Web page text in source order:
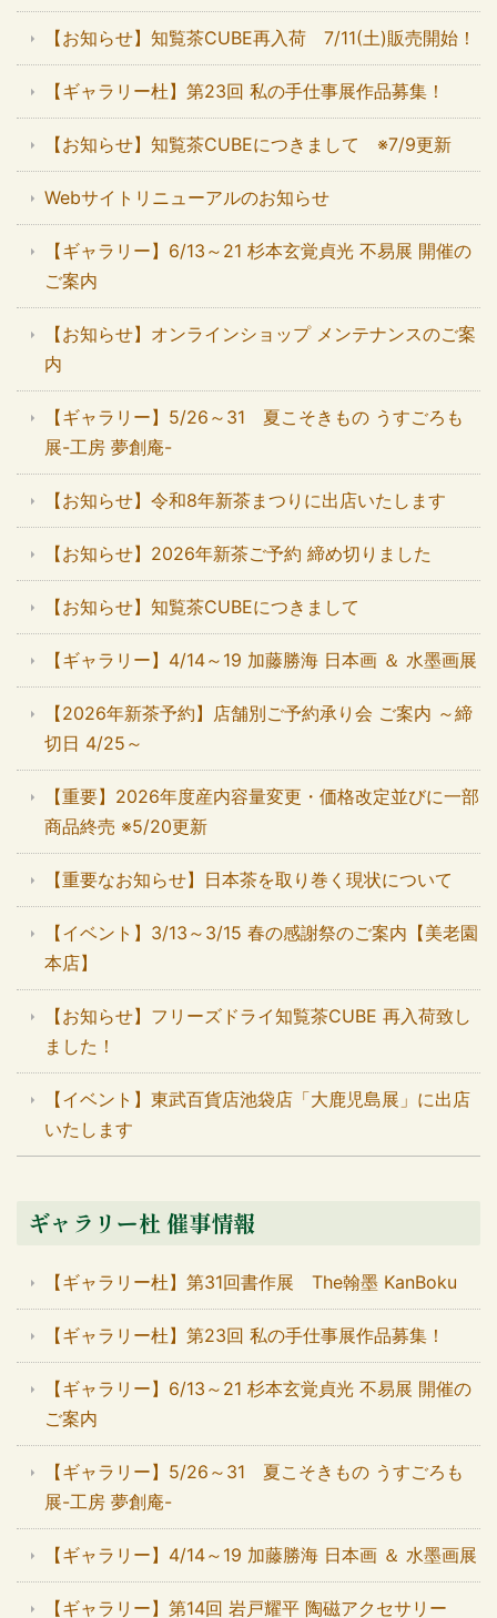
【お知らせ】知覧茶CUBE再入荷 7/11(土)販売開始！
【ギャラリー杜】第23回 私の手仕事展作品募集！
【お知らせ】知覧茶CUBEにつきまして ※7/9更新
Webサイトリニューアルのお知らせ
【ギャラリー】6/13～21 杉本玄覚貞光 不易展 開催の
ご案内
【お知らせ】オンラインショップ メンテナンスのご案
内
【ギャラリー】5/26～31 夏こそきもの うすごろも
展-工房 夢創庵-
【お知らせ】令和8年新茶まつりに出店いたします
【お知らせ】2026年新茶ご予約 締め切りました
【お知らせ】知覧茶CUBEにつきまして
【ギャラリー】4/14～19 加藤勝海 日本画 ＆ 水墨画展
【2026年新茶予約】店舗別ご予約承り会 ご案内 ～締
切日 4/25～
【重要】2026年度産内容量変更・価格改定並びに一部
商品終売 ※5/20更新
【重要なお知らせ】日本茶を取り巻く現状について
【イベント】3/13～3/15 春の感謝祭のご案内【美老園
本店】
【お知らせ】フリーズドライ知覧茶CUBE 再入荷致し
ました！
【イベント】東武百貨店池袋店「大鹿児島展」に出店
いたします
ギャラリー杜 催事情報
【ギャラリー杜】第31回書作展 The翰墨 KanBoku
【ギャラリー杜】第23回 私の手仕事展作品募集！
【ギャラリー】6/13～21 杉本玄覚貞光 不易展 開催の
ご案内
【ギャラリー】5/26～31 夏こそきもの うすごろも
展-工房 夢創庵-
【ギャラリー】4/14～19 加藤勝海 日本画 ＆ 水墨画展
【ギャラリー】第14回 岩戸耀平 陶磁アクセサリー